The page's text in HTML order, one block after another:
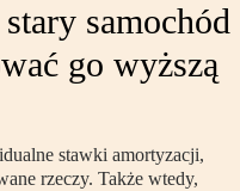
samochód
go wyższą
stawki amortyzacji,
rzeczy. Także wtedy,